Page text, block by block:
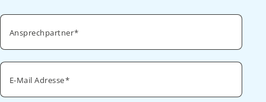
Ansprechpartner
E-Mail Adresse